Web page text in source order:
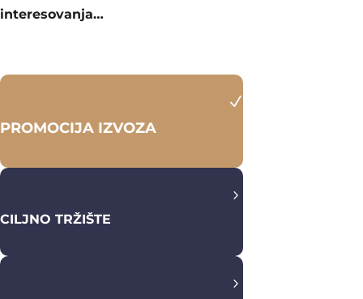
interesovanja…
N
PROMOCIJA IZVOZA
5
CILJNO TRŽIŠTE
5